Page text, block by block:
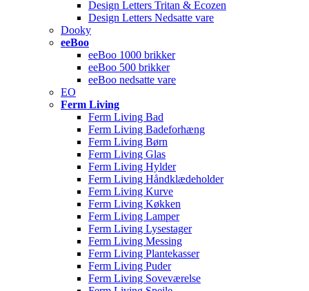
Design Letters Tritan & Ecozen
Design Letters Nedsatte vare
Dooky
eeBoo
eeBoo 1000 brikker
eeBoo 500 brikker
eeBoo nedsatte vare
EO
Ferm Living
Ferm Living Bad
Ferm Living Badeforhæng
Ferm Living Børn
Ferm Living Glas
Ferm Living Hylder
Ferm Living Håndklædeholder
Ferm Living Kurve
Ferm Living Køkken
Ferm Living Lamper
Ferm Living Lysestager
Ferm Living Messing
Ferm Living Plantekasser
Ferm Living Puder
Ferm Living Soveværelse